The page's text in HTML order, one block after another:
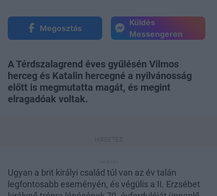
Megosztás
Küldés
Messengeren
A Térdszalagrend éves gyűlésén Vilmos
herceg és Katalin hercegné a nyilvánosság
előtt is megmutatta magát, és megint
elragadóak voltak.
Ugyan a brit királyi család túl van az év talán
legfontosabb eseményén, és végülis a II. Erzsébet